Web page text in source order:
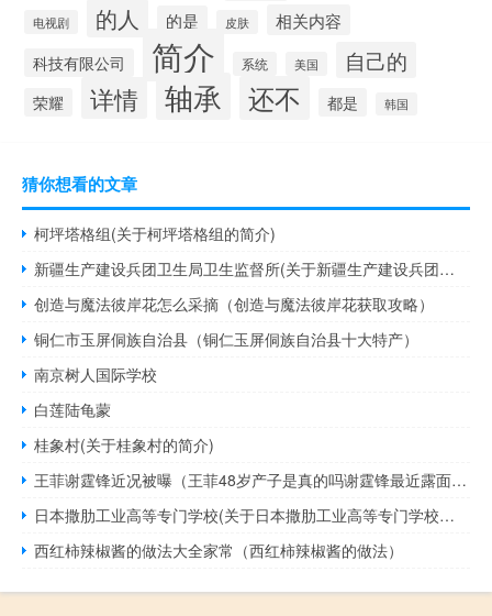
电视剧 的人 的是 皮肤 相关内容
科技有限公司 简介 系统 美国 自己的
荣耀 详情 轴承 还不 都是 韩国
猜你想看的文章
柯坪塔格组(关于柯坪塔格组的简介)
新疆生产建设兵团卫生局卫生监督所(关于新疆生产建设兵团卫生局卫生监督所的简介)
创造与魔法彼岸花怎么采摘（创造与魔法彼岸花获取攻略）
铜仁市玉屏侗族自治县（铜仁玉屏侗族自治县十大特产）
南京树人国际学校
白莲陆龟蒙
桂象村(关于桂象村的简介)
王菲谢霆锋近况被曝（王菲48岁产子是真的吗谢霆锋最近露面怒斥记者造谣）
日本撒肋工业高等专门学校(关于日本撒肋工业高等专门学校的简介)
西红柿辣椒酱的做法大全家常（西红柿辣椒酱的做法）